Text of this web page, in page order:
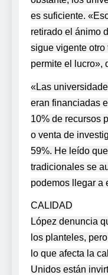
es suficiente.
retirado el ánimo
sigue vigente
permite el lucro»,
«Las
eran financiadas
10% de recursos
o venta de
59%. He leído
tradicionales se
podemos llegar a
CALIDAD
López denuncia
los planteles,
lo que afecta la
Unidos están